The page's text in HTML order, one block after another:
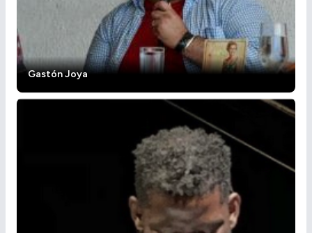
Gastón Joya